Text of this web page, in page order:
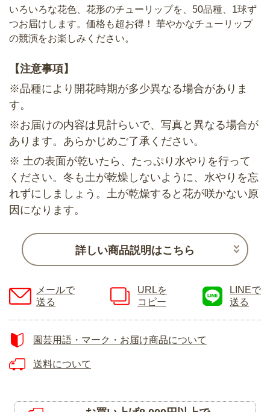
いろいろな花色、花形のチューリップを、50品種、1球ず
つお届けします。価格も超お得！ 華やかなチューリップ
の競演をお楽しみください。
【注意事項】
※品種により開花時期が多少異なる場合がありま
す。
※お届けの内容は見計らいで、写真と異なる場合が
あります。あらかじめご了承ください。
※ 土の表面が乾いたら、たっぷり水やりを行って
ください。冬も土が乾燥しないように、水やりを忘
れずにしましょう。土が乾燥すると花が咲かない原
因になります。
詳しい商品説明はこちら
メールで
送る
URLを
コピー
LINEで
送る
園芸用語・マーク・お届け商品について
送料について